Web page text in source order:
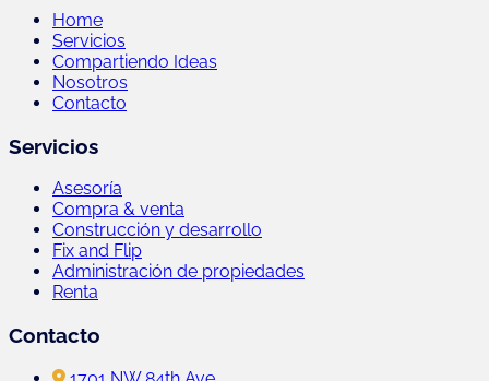
Home
Servicios
Compartiendo Ideas
Nosotros
Contacto
Servicios
Asesoría
Compra & venta
Construcción y desarrollo
Fix and Flip
Administración de propiedades
Renta
Contacto